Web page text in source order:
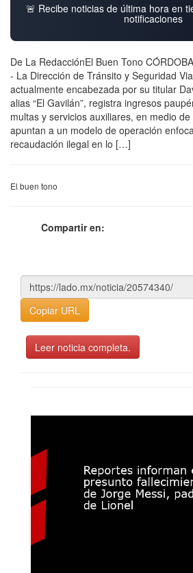
🚨 Recibe noticias de última hora en
notificaciones
De La RedacciónEl Buen Tono
- La Dirección de Tránsito y Seguridad
actualmente encabezada por su titular
alias “El Gavilán”, registra ingresos
multas y servicios auxiliares, en medio
apuntan a un modelo de operación
recaudación ilegal en lo […]
El buen tono
Compartir en:
Copiar URL
Leer noticia completa.